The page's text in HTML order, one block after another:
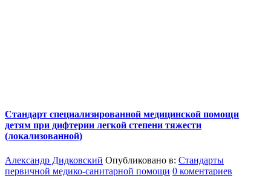
Стандарт специализированной медицинской помощи
детям при дифтерии легкой степени тяжести
(локализованной)
Александр Дидковский Опубликовано в: Стандарты
первичной медико-санитарной помощи 0 коментариев